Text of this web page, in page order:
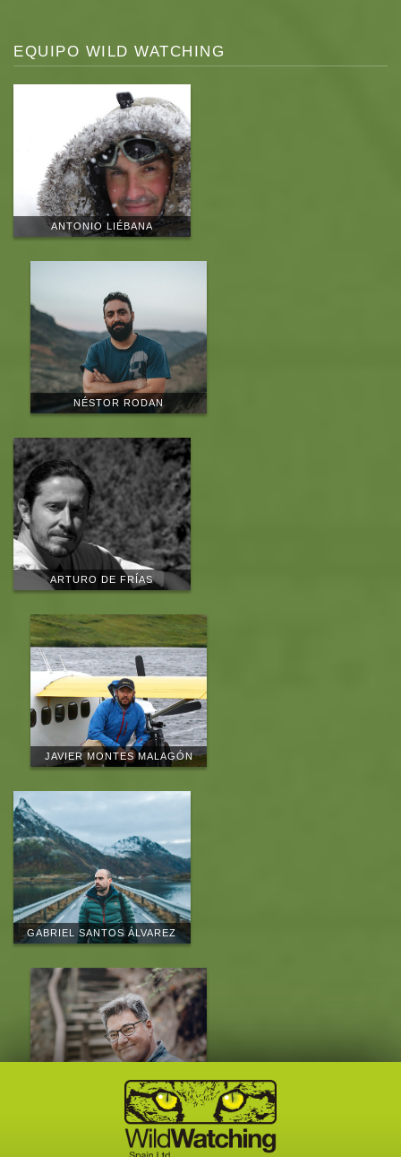
EQUIPO WILD WATCHING
ANTONIO LIÉBANA
NÉSTOR RODAN
ARTURO DE FRÍAS
JAVIER MONTES MALAGÓN
GABRIEL SANTOS ÁLVAREZ
EDUARDO MARCOS
QUEVEDO
CONOCE AL EQUIPO